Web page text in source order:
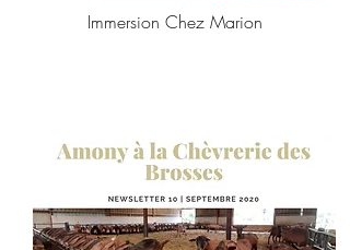
Immersion Chez Marion